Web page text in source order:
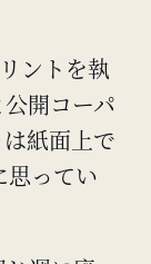
ントを執
開コーパ
紙面上で
思ってい